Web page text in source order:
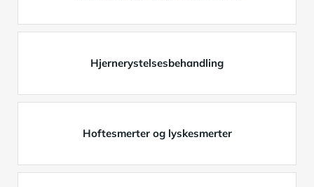
Hjernerystelsesbehandling
Hoftesmerter og lyskesmerter